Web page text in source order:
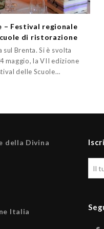
– Festival regionale
di ristorazione
sul Brenta. Si è svolta
maggio, la VII edizione
delle Scuole…
della Divina
Italia